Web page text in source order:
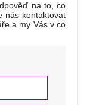
na to, co
nás kontaktovat
a my Vás v co